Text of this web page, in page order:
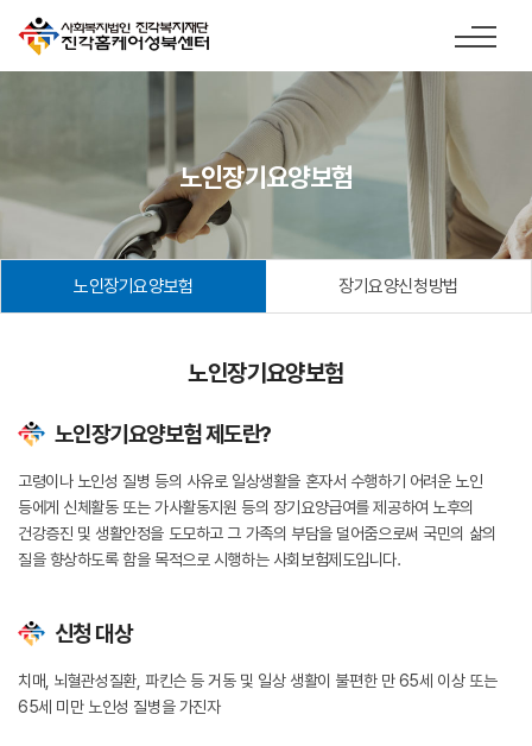
노인장기요양보험
노인장기요양보험 장기요양신청방법
노인장기요양보험
노인장기요양보험 제도란?
고령이나 노인성 질병 등의 사유로 일상생활을 혼자서 수행하기 어려운 노인
등에게 신체활동 또는 가사활동지원 등의 장기요양급여를 제공하여 노후의
건강증진 및 생활안정을 도모하고 그 가족의 부담을 덜어줌으로써 국민의 삶의
질을 향상하도록 함을 목적으로 시행하는 사회보험제도입니다.
신청 대상
치매, 뇌혈관성질환, 파킨슨 등 거동 및 일상 생활이 불편한 만 65세 이상 또는
65세 미만 노인성 질병을 가진자